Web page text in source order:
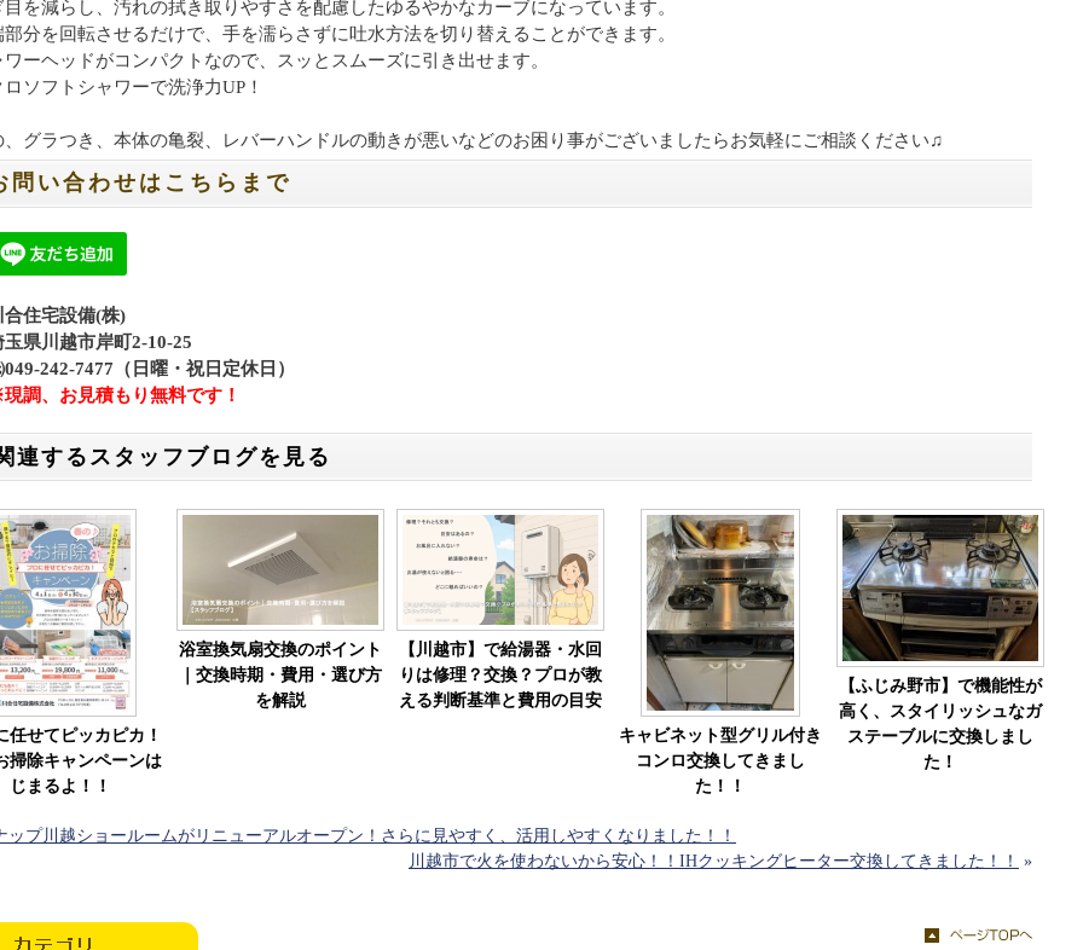
目を減らし、汚れの拭き取りやすさを配慮したゆるやかなカーブになっています。
部分を回転させるだけで、手を濡らさずに吐水方法を切り替えることができます。
ーヘッドがコンパクトなので、スッとスムーズに引き出せます。
ソフトシャワーで洗浄力UP！
、グラつき、本体の亀裂、レバーハンドルの動きが悪いなどのお困り事がございましたらお気軽にご相談ください♫
問い合わせはこちらまで
合住宅設備(株)
玉県川越市岸町2-10-25
049-242-7477（日曜・祝日定休日）
調、お見積もり無料です！
連するスタッフブログを見る
任せてピッカピカ！
掃除キャンペーンは
じまるよ！！
浴室換気扇交換のポイント
｜交換時期・費用・選び方
を解説
【川越市】で給湯器・水回
りは修理？交換？プロが教
える判断基準と費用の目安
キャビネット型グリル付き
コンロ交換してきまし
た！！
【ふじみ野市】で機能性が
高く、スタイリッシュなガ
ステーブルに交換しまし
た！
ップ川越ショールームがリニューアルオープン！さらに見やすく、活用しやすくなりました！！
川越市で火を使わないから安心！！IHクッキングヒーター交換してきました！！
»